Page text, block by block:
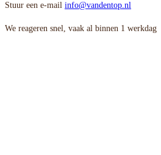
Stuur een e-mail info@vandentop.nl
We reageren snel, vaak al binnen 1 werkdag